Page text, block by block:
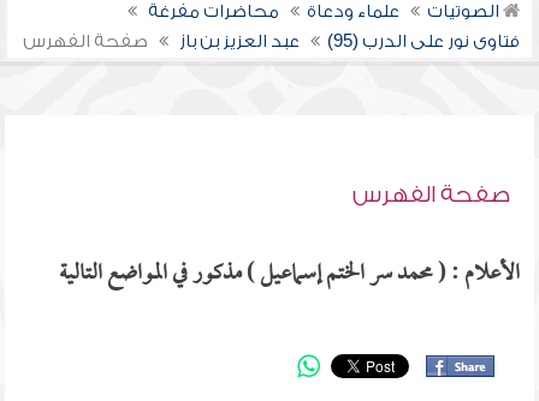
الصوتيات علماء ودعاة
محاضرات مفرغة
فتاوى نور على الدرب (95)
عبد العزيز بن باز صفحة الفهرس
صفحة الفهرس
الأعلام : ( محمد سر الختم إسماعيل ) مذكور في المواضع التالية